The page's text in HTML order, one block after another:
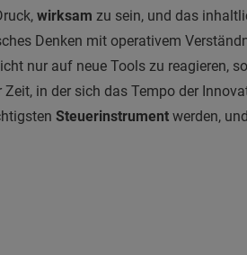
wirksam zu sein, und das
Denken mit operativem
nur auf neue Tools zu reagieren,
in der sich das Tempo der
Steuerinstrument werden,